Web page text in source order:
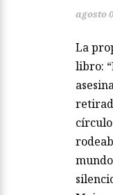
agosto
La
libro: